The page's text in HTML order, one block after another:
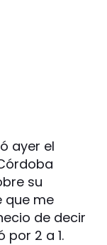
ayer el
su
que me
de decir
por 2 a 1.